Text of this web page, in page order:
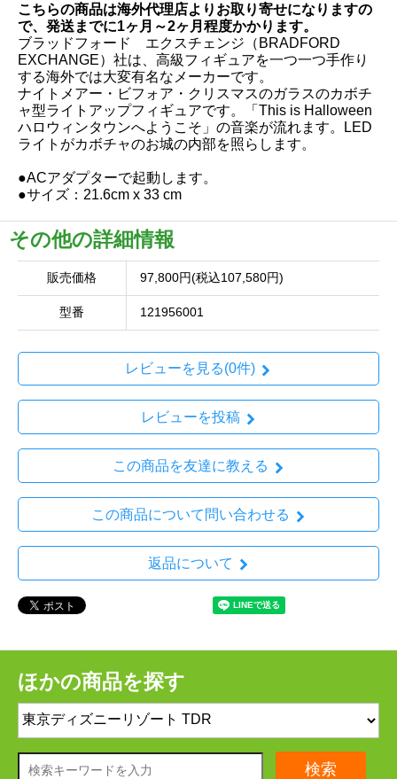
こちらの商品は海外代理店よりお取り寄せになりますの
で、発送までに1ヶ月～2ヶ月程度かかります。
ブラッドフォード エクスチェンジ（BRADFORD
EXCHANGE）社は、高級フィギュアを一つ一つ手作り
する海外では大変有名なメーカーです。
ナイトメアー・ビフォア・クリスマスのガラスのカボチ
ャ型ライトアップフィギュアです。「This is Halloween
ハロウィンタウンへようこそ」の音楽が流れます。LED
ライトがカボチャのお城の内部を照らします。
●ACアダプターで起動します。
●サイズ：21.6cm x 33 cm
その他の詳細情報
販売価格 97,800円(税込107,580円)
型番 121956001
レビューを見る(0件)
レビューを投稿
この商品を友達に教える
この商品について問い合わせる
返品について
ほかの商品を探す
検索